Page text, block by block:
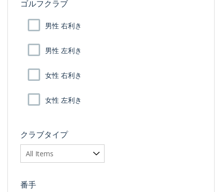
ゴルフクラブ
男性 右利き
男性 左利き
女性 右利き
女性 左利き
クラブタイプ
番手